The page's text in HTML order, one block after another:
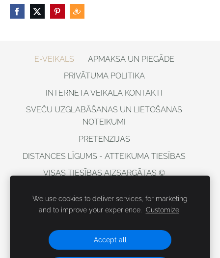
E-VEIKALS
APMAKSA UN PIEGĀDE
PRIVĀTUMA POLITIKA
INTERNETA VEIKALA KONTAKTI
SVEČU UZGLABĀŠANAS UN LIETOŠANAS
NOTEIKUMI
PRETENZIJAS
DISTANCES LĪGUMS - ATTEIKUMA TIESĪBAS
VISAS TIESĪBAS AIZSARGĀTAS ©
Sīkdatnes
https://www.balticcandles.com/lv
We use cookies to deliver services, for marketing
and to improve your experience.
Customize
Accept all